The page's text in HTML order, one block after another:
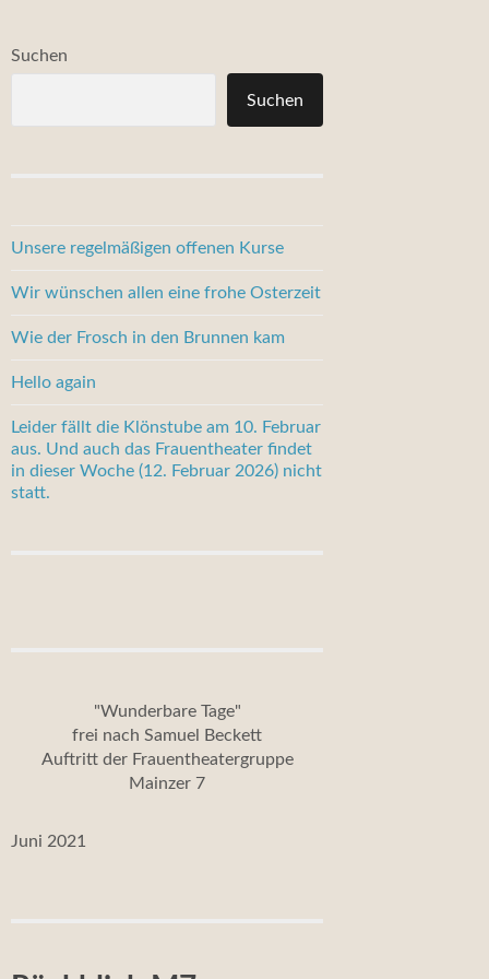
Suchen
Suchen
Unsere regelmäßigen offenen Kurse
Wir wünschen allen eine frohe Osterzeit
Wie der Frosch in den Brunnen kam
Hello again
Leider fällt die Klönstube am 10. Februar
aus. Und auch das Frauentheater findet
in dieser Woche (12. Februar 2026) nicht
statt.
"Wunderbare Tage"
frei nach Samuel Beckett
Auftritt der Frauentheatergruppe
Mainzer 7
Juni 2021